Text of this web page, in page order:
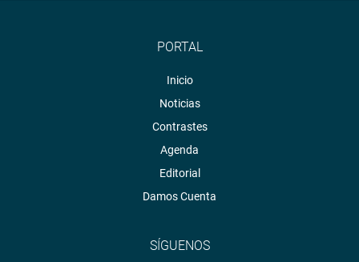
PORTAL
Inicio
Noticias
Contrastes
Agenda
Editorial
Damos Cuenta
SÍGUENOS